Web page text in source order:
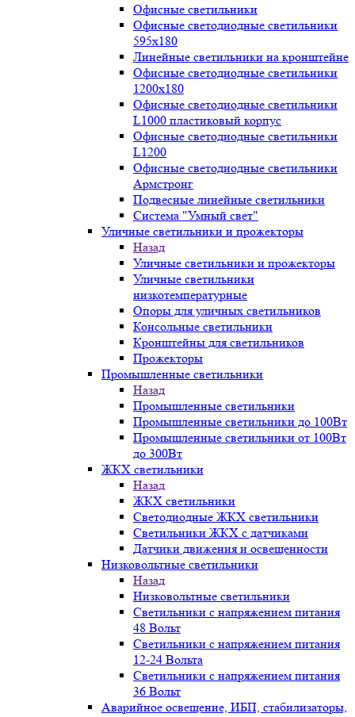
Офисные светильники
Офисные светодиодные светильники
595х180
Линейные светильники на кронштейне
Офисные светодиодные светильники
1200x180
Офисные светодиодные светильники
L1000 пластиковый корпус
Офисные светодиодные светильники
L1200
Офисные светодиодные светильники
Армстронг
Подвесные линейные светильники
Система "Умный свет"
Уличные светильники и прожекторы
Назад
Уличные светильники и прожекторы
Уличные светильники
низкотемпературные
Опоры для уличных светильников
Консольные светильники
Кронштейны для светильников
Прожекторы
Промышленные светильники
Назад
Промышленные светильники
Промышленные светильники до 100Вт
Промышленные светильники от 100Вт
до 300Вт
ЖКХ светильники
Назад
ЖКХ светильники
Светодиодные ЖКХ светильники
Светильники ЖКХ с датчиками
Датчики движения и освещенности
Низковольтные светильники
Назад
Низковольтные светильники
Светильники с напряжением питания
48 Вольт
Светильники с напряжением питания
12-24 Вольта
Светильники с напряжением питания
36 Вольт
Аварийное освещение, ИБП, стабилизаторы,